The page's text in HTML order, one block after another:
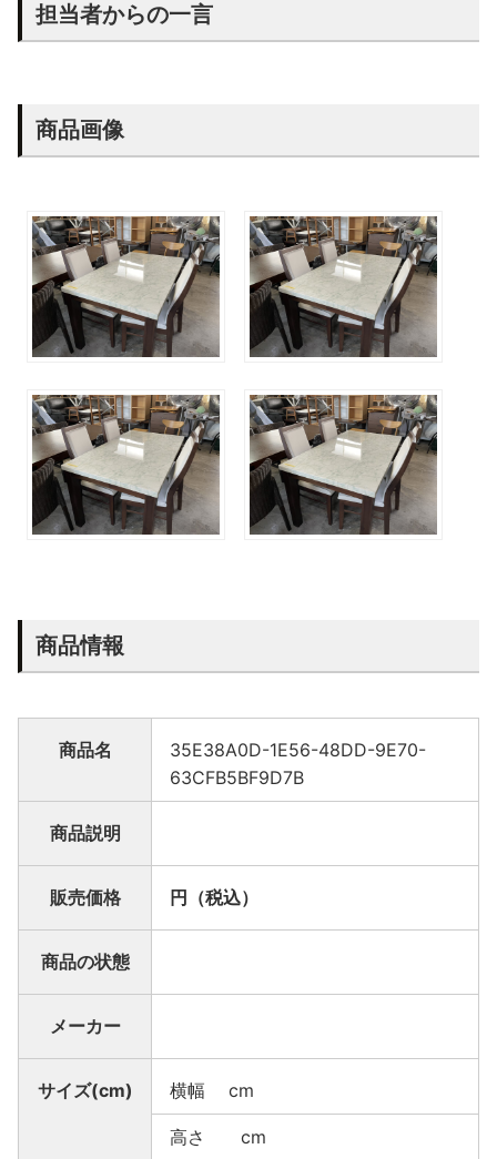
担当者からの一言
商品画像
商品情報
商品名
35E38A0D-1E56-48DD-9E70-
63CFB5BF9D7B
商品説明
販売価格 円（税込）
商品の状態
メーカー
サイズ(cm) 横幅 cm
高さ cm